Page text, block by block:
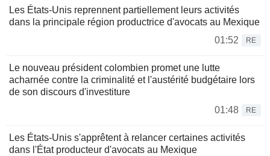
Les États-Unis reprennent partiellement leurs activités
dans la principale région productrice d'avocats au Mexique
01:52
RE
Le nouveau président colombien promet une lutte
acharnée contre la criminalité et l'austérité budgétaire lors
de son discours d'investiture
01:48
RE
Les États-Unis s'apprêtent à relancer certaines activités
dans l'État producteur d'avocats au Mexique